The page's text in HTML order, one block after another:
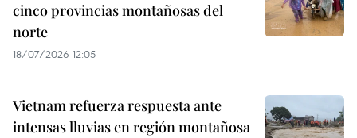
cinco provincias montañosas del
norte
18/07/2026 12:05
Vietnam refuerza respuesta ante
intensas lluvias en región montañosa